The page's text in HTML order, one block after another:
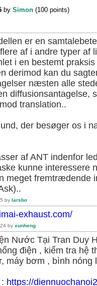
by Simon (100 points)
er en
af i andre typer af
i en bestemt
derimod kan du
næsten alle
diffusionsantagelse,
translation..
der besøger os i
af ANT indenfor
kunne interessere
meget fremtrædende
by larsbo
exhaust.com/
by xunheng
Nước Tại Tran Duy
điện , kiểm tra hệ
máy bơm , bình nóng
https://